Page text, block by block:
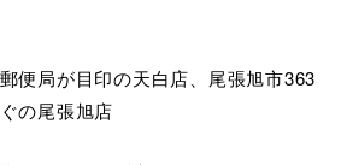
便局が目印の天白店、尾張旭市363
の尾張旭店